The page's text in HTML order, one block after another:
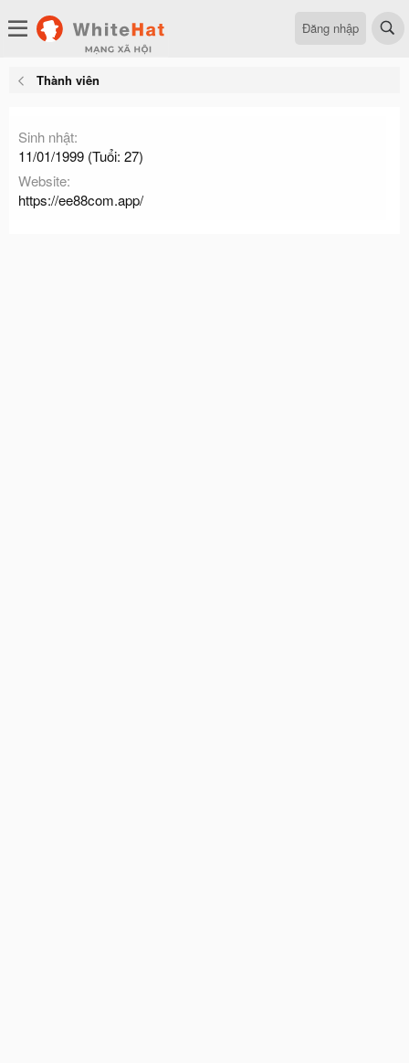
Đăng nhập
Thành viên
Sinh nhật
11/01/1999 (Tuổi: 27)
Website
https://ee88com.app/